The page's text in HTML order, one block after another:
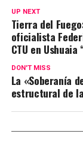
UP NEXT
Tierra del
oficialista
CTU en
DON'T MISS
La «Soberanía
estructural de